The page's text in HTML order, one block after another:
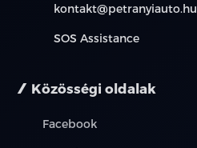
kontakt@petranyiauto.hu
SOS Assistance
Közösségi oldalak
Facebook